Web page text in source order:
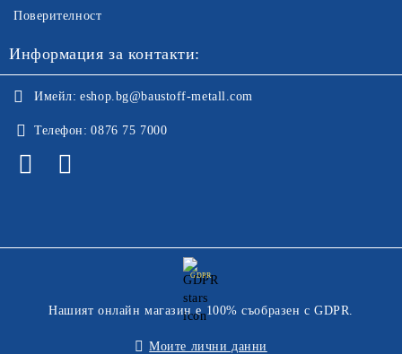
Поверителност
Информация за контакти:
Имейл: eshop.bg@baustoff-metall.com
Телефон: 0876 75 7000
GDPR
Нашият онлайн магазин е 100% съобразен с GDPR.
Моите лични данни